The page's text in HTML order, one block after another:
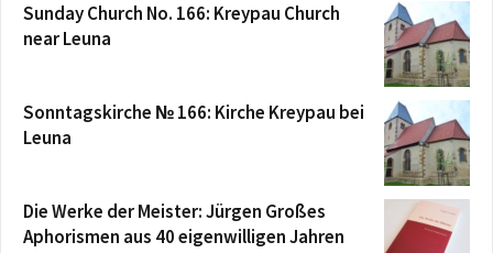
Sunday Church No. 166: Kreypau Church
near Leuna
Sonntagskirche № 166: Kirche Kreypau bei
Leuna
Die Werke der Meister: Jürgen Großes
Aphorismen aus 40 eigenwilligen Jahren